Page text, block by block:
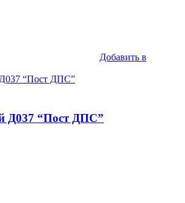
Добавить в
Д037 “Пост ДПС”